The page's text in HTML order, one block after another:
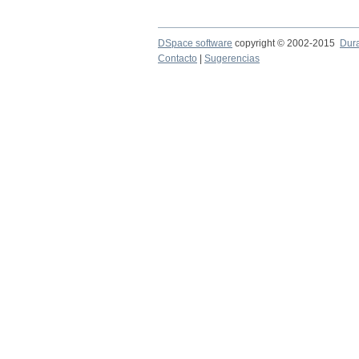
DSpace software copyright © 2002-2015
Contacto
Sugerencias